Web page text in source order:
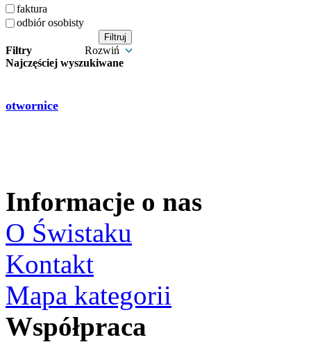
faktura
odbiór osobisty
Filtry
Rozwiń
Najczęściej wyszukiwane
otwornice
Informacje o nas
O Świstaku
Kontakt
Mapa kategorii
Współpraca